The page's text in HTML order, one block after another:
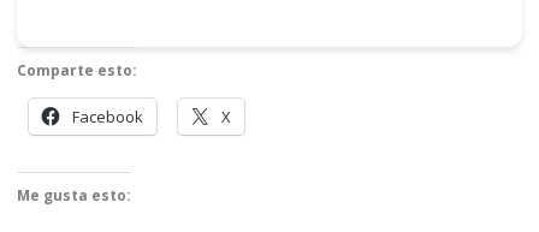
Comparte esto:
Facebook X
Me gusta esto: